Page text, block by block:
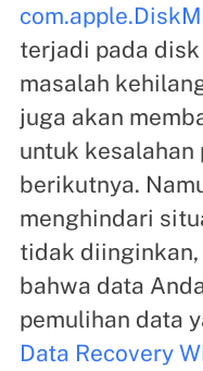
terjadi pada
masalah
juga akan
untuk kesalahan
berikutnya.
menghindari
tidak
bahwa data
pemulihan data
Data Recovery